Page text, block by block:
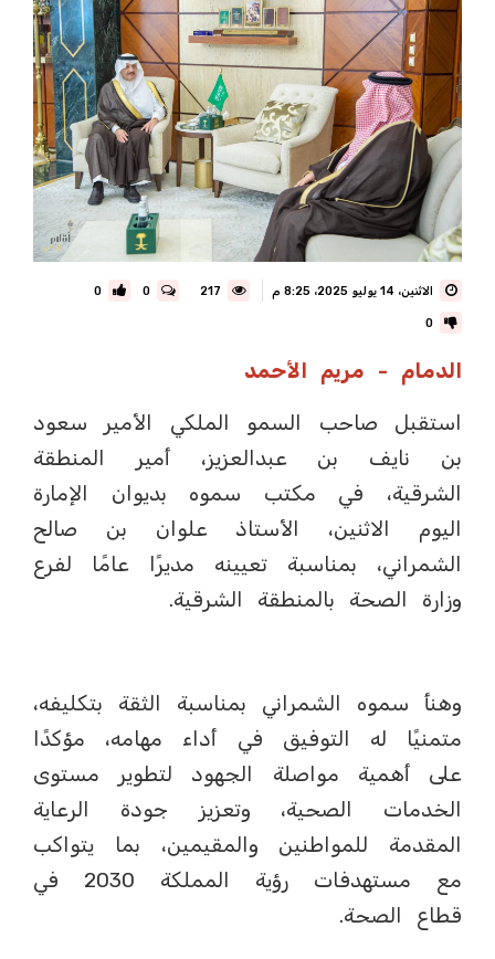
الاثنين، 14 يوليو 2025، 8:25 م 0
0
0
الدمام - مريم الأحمد
استقبل صاحب السمو الملكي الأمير سعود
بن نايف بن عبدالعزيز، أمير المنطقة
الشرقية، في مكتب سموه بديوان الإمارة
اليوم الاثنين، الأستاذ علوان بن صالح
الشمراني، بمناسبة تعيينه مديرًا عامًا لفرع
وزارة الصحة بالمنطقة الشرقية.
وهنأ سموه الشمراني بمناسبة الثقة بتكليفه،
متمنيًا له التوفيق في أداء مهامه، مؤكدًا
على أهمية مواصلة الجهود لتطوير مستوى
الخدمات الصحية، وتعزيز جودة الرعاية
المقدمة للمواطنين والمقيمين، بما يتواكب
مع مستهدفات رؤية المملكة 2030 في
قطاع الصحة.